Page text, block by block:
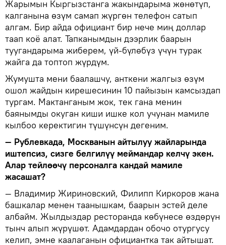
Жарымын Кыргызстанга жакындарыма жөнөтүп,
калганына өзүм самап жүргөн телефон сатып
алгам. Бир айда официант бир нече миң доллар
таап коё алат. Тапканымдын дээрлик баарын
туугандарыма жиберем, үй-бүлөбүз үчүн турак
жайга да топтоп жүрдүм.
Жумушта мени баалашчу, анткени жалгыз өзүм
ошол жайдын кирешесинин 10 пайызын камсыздап
тургам. Мактанганым жок, тек гана менин
баянымды окуган киши ишке кол учунан мамиле
кылбоо керектигин түшүнсүн дегеним.
— Рублевкада, Москванын айтылуу жайларында
иштепсиз, сизге белгилүү меймандар келчү экен.
Алар тейлөөчү персоналга кандай мамиле
жасашат?
— Владимир Жириновский, Филипп Киркоров жана
башкалар менен таанышкам, баарын эстей деле
албайм. Жылдыздар ресторанда көбүнесе өздөрүн
тынч алып жүрүшөт. Адамдардан обочо отургусу
келип, эмне каалаганын официантка так айтышат.